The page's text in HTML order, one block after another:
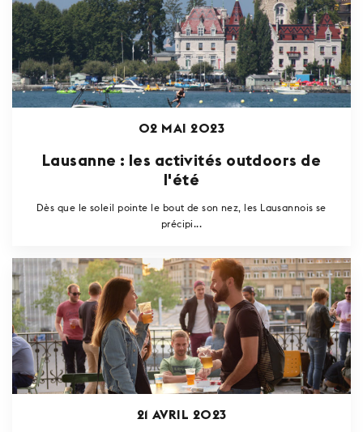
02 MAI 2023
Lausanne : les activités outdoors de
l'été
Dès que le soleil pointe le bout de son nez, les Lausannois se
précipi...
21 AVRIL 2023